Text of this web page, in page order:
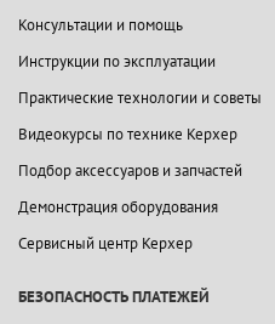
Консультации и помощь
Инструкции по эксплуатации
Практические технологии и советы
Видеокурсы по технике Керхер
Подбор аксессуаров и запчастей
Демонстрация оборудования
Сервисный центр Керхер
БЕЗОПАСНОСТЬ ПЛАТЕЖЕЙ